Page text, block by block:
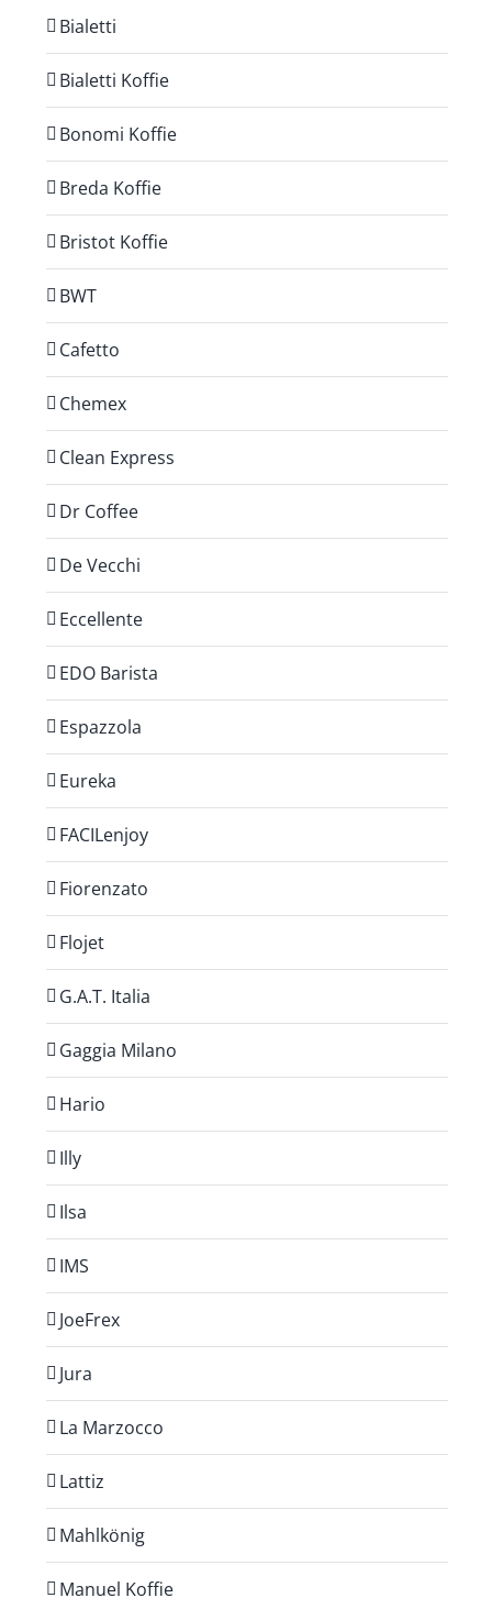
Bialetti
Bialetti Koffie
Bonomi Koffie
Breda Koffie
Bristot Koffie
BWT
Cafetto
Chemex
Clean Express
Dr Coffee
De Vecchi
Eccellente
EDO Barista
Espazzola
Eureka
FACILenjoy
Fiorenzato
Flojet
G.A.T. Italia
Gaggia Milano
Hario
Illy
Ilsa
IMS
JoeFrex
Jura
La Marzocco
Lattiz
Mahlkönig
Manuel Koffie